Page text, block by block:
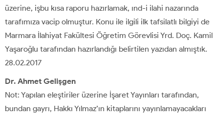
üzerine, işbu kısa raporu hazırlamak, ınd-i ilahi nazarında
tarafımıza vacip olmuştur. Konu ile ilgili ilk tafsilatlı bilgiyi de
Marmara İlahiyat Fakültesi Öğretim Görevlisi Yrd. Doç. Kamil
Yaşaroğlu tarafından hazırlandığı belirtilen yazıdan almıştık.
28.02.2017
Dr. Ahmet Gelişgen
Not: Yapılan eleştiriler üzerine İşaret Yayınları tarafından,
bundan gayrı, Hakkı Yılmaz’ın kitaplarını yayınlamayacakları